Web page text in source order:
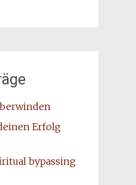
Erfolg
bypassing